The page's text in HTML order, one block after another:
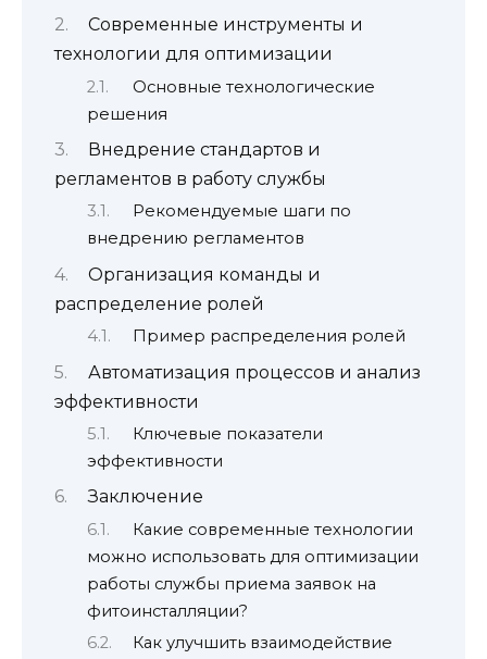
Современные инструменты и
технологии для оптимизации
Основные технологические
решения
Внедрение стандартов и
регламентов в работу службы
Рекомендуемые шаги по
внедрению регламентов
Организация команды и
распределение ролей
Пример распределения ролей
Автоматизация процессов и анализ
эффективности
Ключевые показатели
эффективности
Заключение
Какие современные технологии
можно использовать для оптимизации
работы службы приема заявок на
фитоинсталляции?
Как улучшить взаимодействие